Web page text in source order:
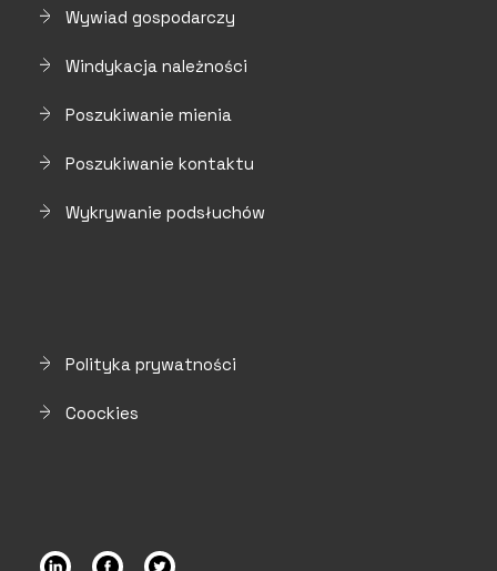
Wywiad gospodarczy
Windykacja należności
Poszukiwanie mienia
Poszukiwanie kontaktu
Wykrywanie podsłuchów
Polityka prywatności
Coockies